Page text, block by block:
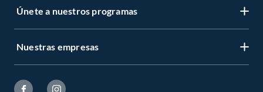
Únete a nuestros programas
Nuestras empresas